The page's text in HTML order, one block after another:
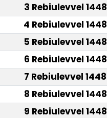
3 Rebiulevvel 1448
4 Rebiulevvel 1448
5 Rebiulevvel 1448
6 Rebiulevvel 1448
7 Rebiulevvel 1448
8 Rebiulevvel 1448
9 Rebiulevvel 1448